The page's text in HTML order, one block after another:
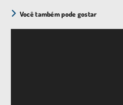
Você também pode gostar